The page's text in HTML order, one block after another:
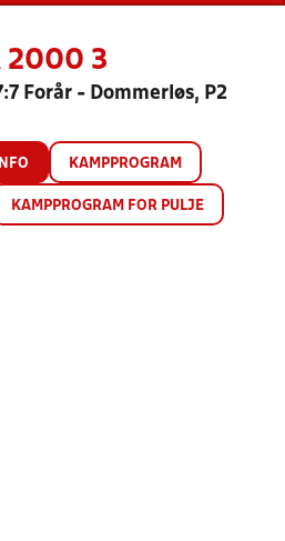
2000 3
Forår - Dommerløs, P2
INFO KAMPPROGRAM
KAMPPROGRAM FOR PULJE